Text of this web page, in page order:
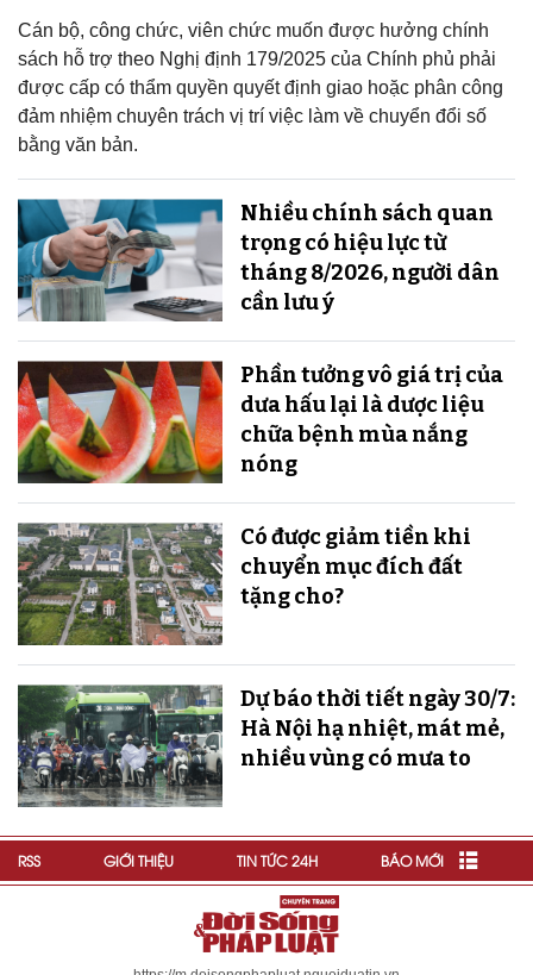
Cán bộ, công chức, viên chức muốn được hưởng chính
sách hỗ trợ theo Nghị định 179/2025 của Chính phủ phải
được cấp có thẩm quyền quyết định giao hoặc phân công
đảm nhiệm chuyên trách vị trí việc làm về chuyển đổi số
bằng văn bản.
Nhiều chính sách quan
trọng có hiệu lực từ
tháng 8/2026, người dân
cần lưu ý
Phần tưởng vô giá trị của
dưa hấu lại là dược liệu
chữa bệnh mùa nắng
nóng
Có được giảm tiền khi
chuyển mục đích đất
tặng cho?
Dự báo thời tiết ngày 30/7:
Hà Nội hạ nhiệt, mát mẻ,
nhiều vùng có mưa to
RSS GIỚI THIỆU TIN TỨC 24H BÁO MỚI